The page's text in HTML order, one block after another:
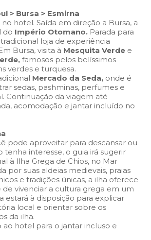
> Bursa > Esmirna
hotel. Saída em direção a Bursa, a
do Império Otomano. Parada para
loja de experiência
Bursa, visita à Mesquita Verde e
famosos pelos belíssimos
verdes e turquesa.
Mercado da Seda, onde é
sedas, pashminas, perfumes e
Continuação da viagem até
acomodação e jantar incluído no
pode aproveitar para descansar ou
tenha interesse, o guia irá sugerir
à Ilha Grega de Chios, no Mar
por suas aldeias medievais, praias
e tradições únicas, a ilha oferece
vivenciar a cultura grega em um
estará à disposição para explicar
local e orientar sobre os
da ilha.
hotel para o jantar incluso e